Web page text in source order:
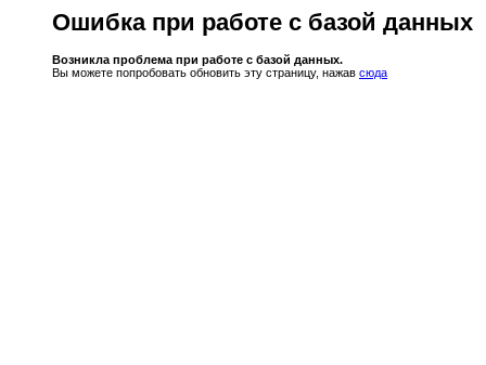
Ошибка при работе с базой данных
Возникла проблема при работе с базой данных.
Вы можете попробовать обновить эту страницу, нажав сюда